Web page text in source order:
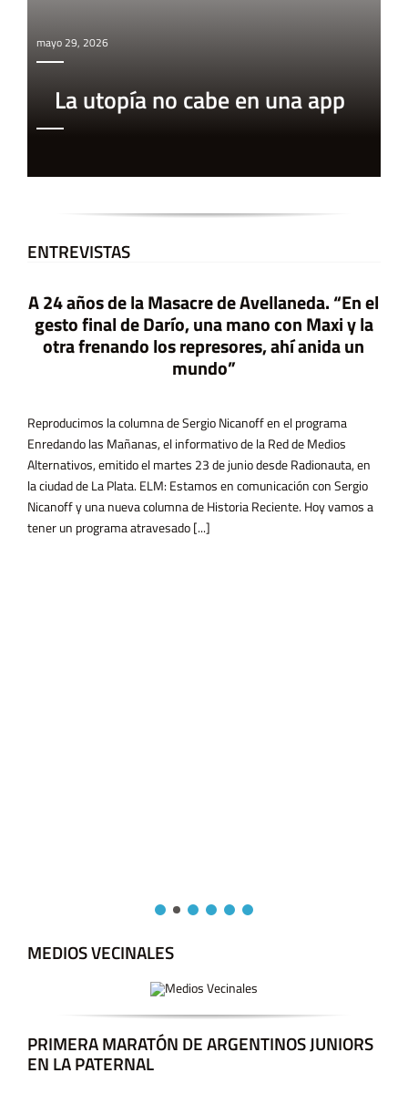
mayo 29, 2026
La utopía no cabe en una app
ENTREVISTAS
A 24 años de la Masacre de Avellaneda. “En el
gesto final de Darío, una mano con Maxi y la
otra frenando los represores, ahí anida un
mundo”
Reproducimos la columna de Sergio Nicanoff en el programa
Enredando las Mañanas, el informativo de la Red de Medios
Alternativos, emitido el martes 23 de junio desde Radionauta, en
la ciudad de La Plata. ELM: Estamos en comunicación con Sergio
Nicanoff y una nueva columna de Historia Reciente. Hoy vamos a
tener un programa atravesado [...]
MEDIOS VECINALES
PRIMERA MARATÓN DE ARGENTINOS JUNIORS
EN LA PATERNAL